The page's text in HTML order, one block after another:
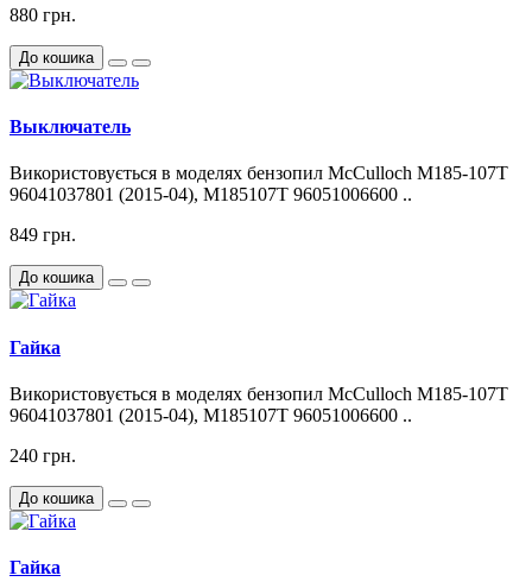
880 грн.
До кошика
Выключатель
Використовується в моделях бензопил McCulloch M185-107T
96041037801 (2015-04), M185107T 96051006600 ..
849 грн.
До кошика
Гайка
Використовується в моделях бензопил McCulloch M185-107T
96041037801 (2015-04), M185107T 96051006600 ..
240 грн.
До кошика
Гайка